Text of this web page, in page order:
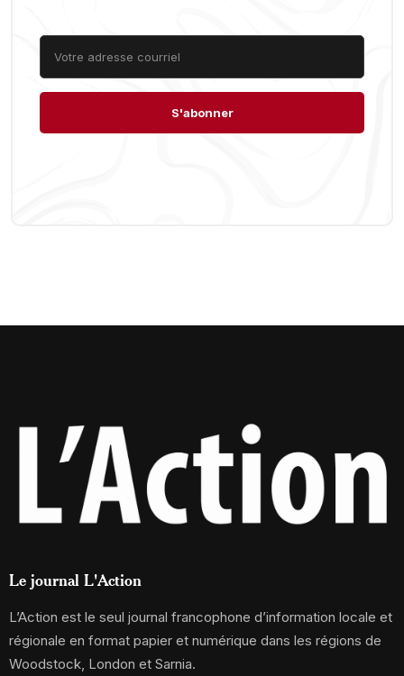
Le journal L'Action
L’Action est le seul journal francophone d’information locale et
régionale en format papier et numérique dans les régions de
Woodstock, London et Sarnia.